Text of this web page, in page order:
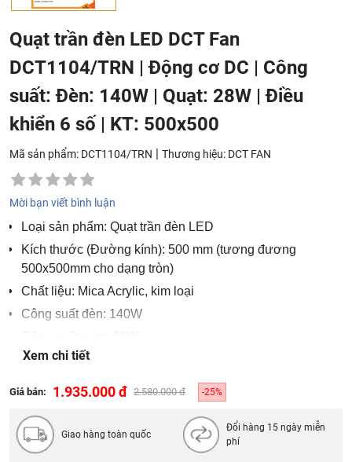
Quạt trần đèn LED DCT Fan
DCT1104/TRN | Động cơ DC | Công
suất: Đèn: 140W | Quạt: 28W | Điều
khiển 6 số | KT: 500x500
Mã sản phẩm: DCT1104/TRN | Thương hiệu: DCT FAN
Mời bạn viết bình luận
Loại sản phẩm: Quạt trần đèn LED
Kích thước (Đường kính): 500 mm (tương đương
500x500mm cho dạng tròn)
Chất liệu: Mica Acrylic, kim loại
Công suất đèn: 140W
Động cơ: DC Motor
Chế độ sáng đèn: 3 chế độ ( trắng-vàng-trung tính), đèn
rọi cao cấp
Điều khiển: App / Khiển 6 số (6 tốc độ gió)
Bảo hành: 2 năm chính hãng
Xem chi tiết
Giá bán: 1.935.000 đ 2.580.000 đ -25%
Giao hàng toàn quốc
Đổi hàng 15 ngày miễn
phí